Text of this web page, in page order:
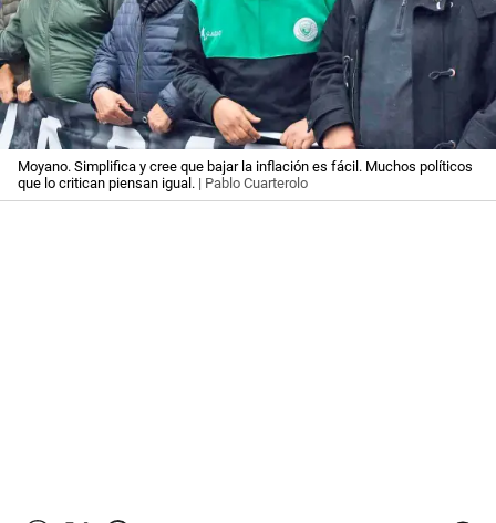
Moyano. Simplifica y cree que bajar la inflación es fácil. Muchos políticos
que lo critican piensan igual. | Pablo Cuarterolo